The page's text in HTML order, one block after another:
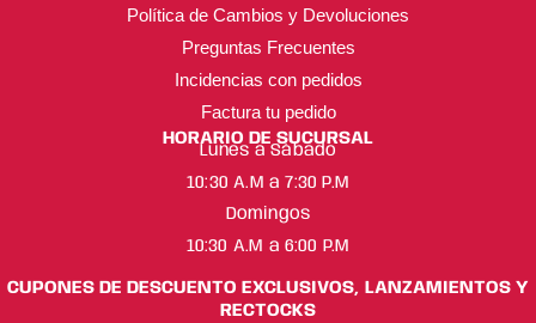
Política de Cambios y Devoluciones
Preguntas Frecuentes
Incidencias con pedidos
Factura tu pedido
HORARIO DE SUCURSAL
Lunes a Sábado
10:30 A.M a 7:30 P.M
Domingos
10:30 A.M a 6:00 P.M
CUPONES DE DESCUENTO EXCLUSIVOS, LANZAMIENTOS Y
RECTOCKS